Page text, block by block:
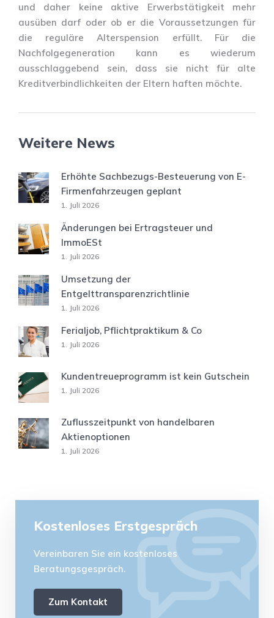
und daher keine aktive Erwerbstätigkeit mehr
ausüben darf oder ob er die Voraussetzungen für
die reguläre Alterspension erfüllt. Für die
Nachfolgegeneration kann es wiederum
ausschlaggebend sein, dass sie nicht für alte
Kreditverbindlichkeiten der Eltern haften möchte.
Weitere News
Erhöhte Sachbezugs-Besteuerung von E-
Firmenfahrzeugen geplant
1. Juli 2026
Änderungen bei Ertragsteuer und
ImmoESt
1. Juli 2026
Umsetzung der
Entgelttransparenzrichtlinie
1. Juli 2026
Ferialjob, Pflichtpraktikum & Co
1. Juli 2026
Kundentreueprogramm ist kein Gutschein
1. Juli 2026
Zuflusszeitpunkt von handelbaren
Aktienoptionen
1. Juli 2026
Kostenloses Erstgespräch
Vereinbaren Sie ein kostenloses
Beratungsgespräch.
Zum Kontakt